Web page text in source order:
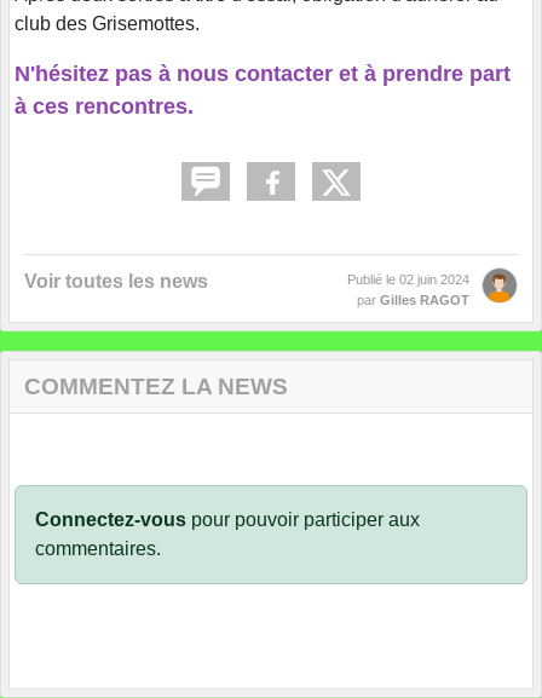
club des Grisemottes.
N'hésitez pas à nous contacter et à prendre part
à ces rencontres.
Voir toutes les news Publié le 02 juin 2024
par Gilles RAGOT
COMMENTEZ LA NEWS
Connectez-vous pour pouvoir participer aux
commentaires.